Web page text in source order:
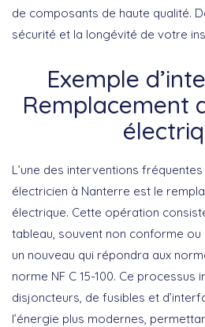
de composants de haute qualité.
sécurité et la longévité de votre
Exemple
Remplacement
L’une des interventions
électricien à Nanterre est le
électrique. Cette opération
tableau, souvent non conforme
un nouveau qui répondra aux
norme NF C 15-100. Ce processus
disjoncteurs, de fusibles et
l’énergie plus modernes,